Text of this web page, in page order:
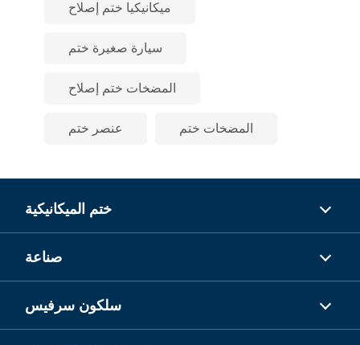
ميكانيكيا ختم إصلاح
سيارة صغيرة ختم
المضخات ختم إصلاح
عنصر ختم المضخات ختم
ختم الميكانيكية
صناعة
سلكون سرفيس